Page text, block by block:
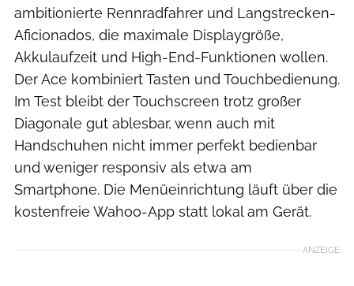
ambitionierte Rennradfahrer und Langstrecken-
Aficionados, die maximale Displaygröße,
Akkulaufzeit und High-End-Funktionen wollen.
Der Ace kombiniert Tasten und Touchbedienung.
Im Test bleibt der Touchscreen trotz großer
Diagonale gut ablesbar, wenn auch mit
Handschuhen nicht immer perfekt bedienbar
und weniger responsiv als etwa am
Smartphone. Die Menüeinrichtung läuft über die
kostenfreie Wahoo-App statt lokal am Gerät.
ANZEIGE